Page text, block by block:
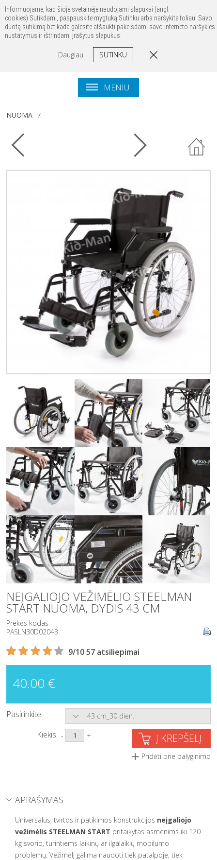
Prisijungti Registruotis Kontaktai
MENIU
NUOMA
NEĮGALIOJO VEŽIMĖLIO STEELMAN
START NUOMA, DYDIS 43 CM
Prekės kodas
PASLN30D02043
9/10 57 atsiliepimai
40.00 €
Pasirinkite: 43 cm_30 dien.
Kiekis - + Į KREPŠELĮ
Pridėti prie palyginimo
APRAŠYMAS
Universalus, tvirtos ir patikimos konstrukcijos neįgaliojo
vežimėlis STEELMAN START pritaikytas asmenims iki 120
kg svorio, turintiems laikinų ar ilgalaikių mobilumo
problemų. Vežimėlį galima naudoti tiek patalpoje, tiek
Informuojame, kad šioje svetainėje naudojami slapukai (angl.
cookies).Sutikdami, paspauskite mygtuką Sutinku arba naršykite toliau. Savo
duotą sutikimą bet kada galėsite atšaukti pakeisdami savo interneto naršyklės
nustatymus ir ištrindami įrašytus slapukus.
Daugiau SUTINKU